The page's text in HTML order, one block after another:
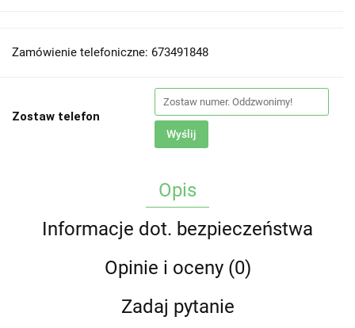
Zamówienie telefoniczne: 673491848
Zostaw telefon
Wyślij
Opis
Informacje dot. bezpieczeństwa
Opinie i oceny (0)
Zadaj pytanie